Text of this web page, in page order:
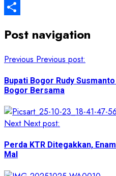
Twitter
Post navigation
Previous Previous post:
Bupati Bogor Rudy
Bogor Bersama
Next Next post:
Perda KTR Ditegakkan,
Mal